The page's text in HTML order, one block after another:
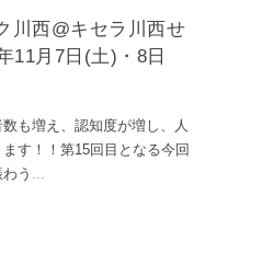
川西@キセラ川西せ
11月7日(土)・8日
も増え、認知度が増し、人
す！！第15回目となる今回
う